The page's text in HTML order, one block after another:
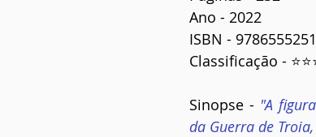
Ano - 2022
ISBN -
Classificação -
Sinopse - "A
da Guerra de